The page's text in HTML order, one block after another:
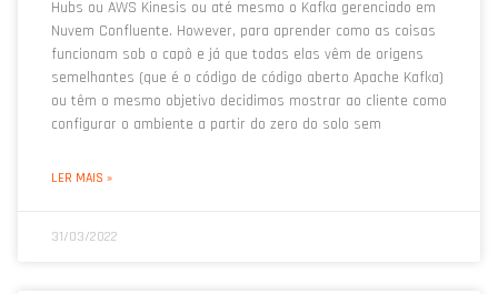
Hubs ou AWS Kinesis ou até mesmo o Kafka gerenciado em
Nuvem Confluente. However, para aprender como as coisas
funcionam sob o capô e já que todas elas vêm de origens
semelhantes (que é o código de código aberto Apache Kafka)
ou têm o mesmo objetivo decidimos mostrar ao cliente como
configurar o ambiente a partir do zero do solo sem
LER MAIS »
31/03/2022